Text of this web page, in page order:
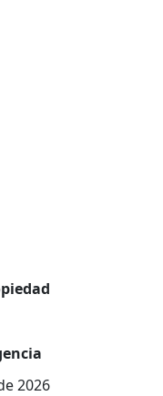
2026